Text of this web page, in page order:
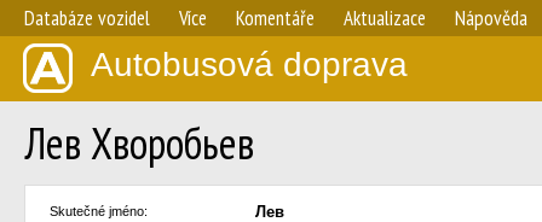
Databáze vozidel Více Komentáře Aktualizace Nápověda
Autobusová doprava
Лев Хворобьев
Skutečné jméno: Лев